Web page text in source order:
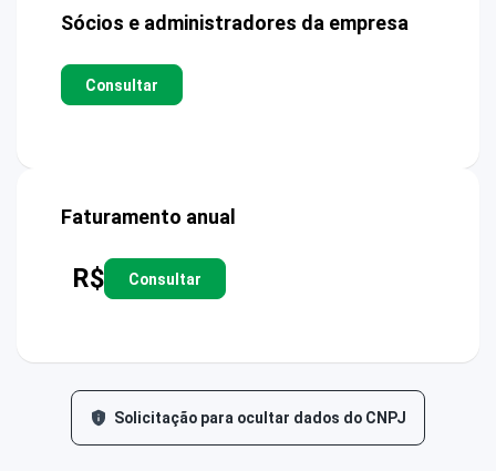
Sócios e administradores da empresa
Consultar
Faturamento anual
R$ Consultar
Solicitação para ocultar dados do CNPJ